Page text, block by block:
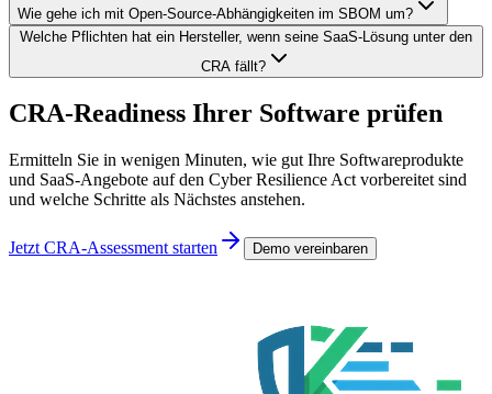
Wie gehe ich mit Open-Source-Abhängigkeiten im SBOM um?
Welche Pflichten hat ein Hersteller, wenn seine SaaS-Lösung unter den
CRA fällt?
CRA-Readiness Ihrer Software prüfen
Ermitteln Sie in wenigen Minuten, wie gut Ihre Softwareprodukte
und SaaS-Angebote auf den Cyber Resilience Act vorbereitet sind
und welche Schritte als Nächstes anstehen.
Jetzt CRA-Assessment starten Demo vereinbaren